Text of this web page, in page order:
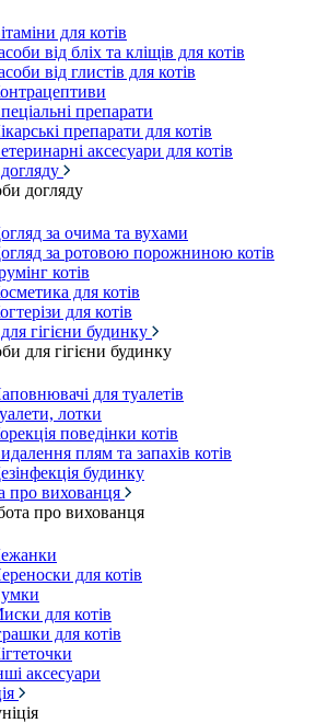
для котів
від бліх та кліщів для котів
від глистів для котів
препарати
препарати для котів
аксесуари для котів
догляду
за очима та вухами
за ротовою порожниною котів
котів
для котів
для котів
гігієни будинку
для гігієни будинку
для туалетів
лотки
поведінки котів
плям та запахів котів
будинку
про вихованця
про вихованця
для котів
для котів
для котів
аксесуари